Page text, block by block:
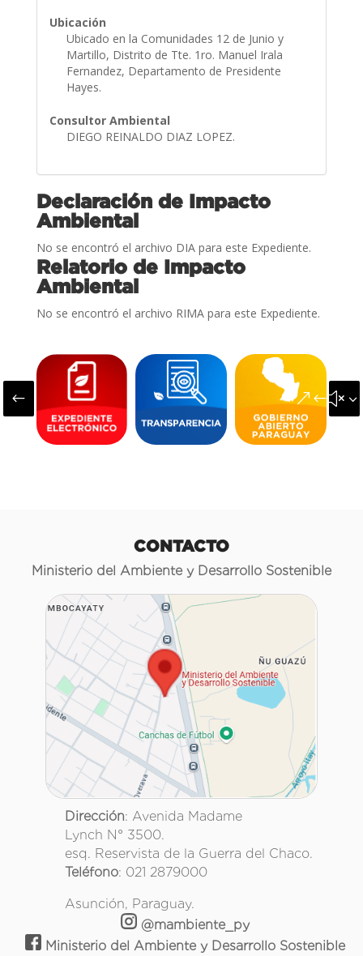
Ubicación
Ubicado en la Comunidades 12 de Junio y
Martillo, Distrito de Tte. 1ro. Manuel Irala
Fernandez, Departamento de Presidente
Hayes.
Consultor Ambiental
DIEGO REINALDO DIAZ LOPEZ.
Declaración de Impacto
Ambiental
No se encontró el archivo DIA para este Expediente.
Relatorio de Impacto
Ambiental
No se encontró el archivo RIMA para este Expediente.
#
CONTACTO
Ministerio del Ambiente y Desarrollo Sostenible
Dirección: Avenida Madame
Lynch N° 3500.
esq. Reservista de la Guerra del Chaco.
Teléfono: 021 2879000
Asunción, Paraguay.
@mambiente_py
Ministerio del Ambiente y Desarrollo Sostenible